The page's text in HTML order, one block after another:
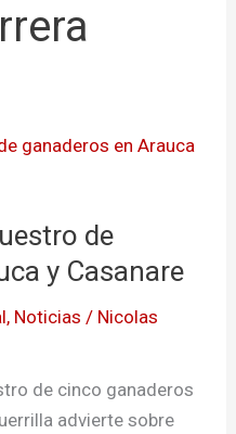
de
y Casanare
, Noticias / Nicolas
de cinco ganaderos
advierte sobre